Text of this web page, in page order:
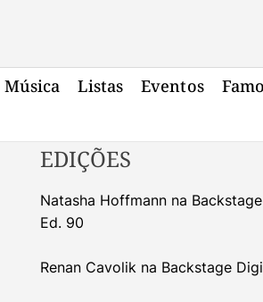
Música Listas Eventos
EDIÇÕES
Natasha Hoffmann na Backstage
Ed. 90
Renan Cavolik na Backstage